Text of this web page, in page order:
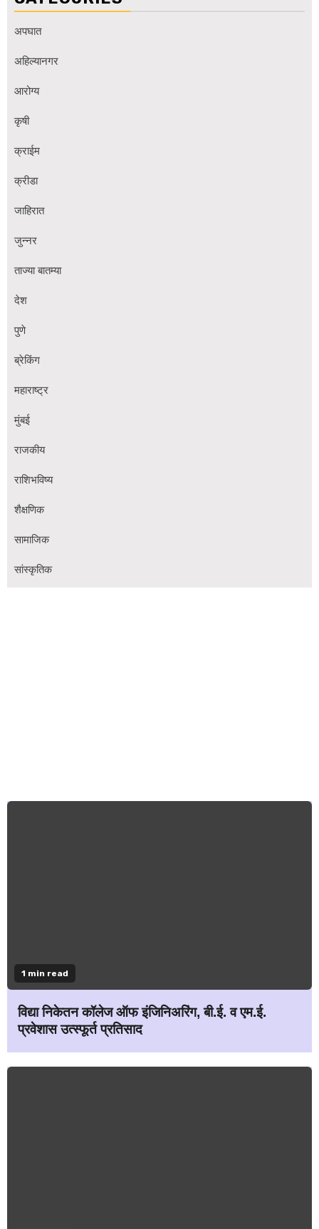
अपघात
अहिल्यानगर
आरोग्य
कृषी
क्राईम
क्रीडा
जाहिरात
जुन्नर
ताज्या बातम्या
देश
पुणे
ब्रेकिंग
महाराष्ट्र
मुंबई
राजकीय
राशिभविष्य
शैक्षणिक
सामाजिक
सांस्कृतिक
1 min read
विद्या निकेतन कॉलेज ऑफ इंजिनिअरिंग, बी.ई. व एम.ई.
प्रवेशास उत्स्फूर्त प्रतिसाद